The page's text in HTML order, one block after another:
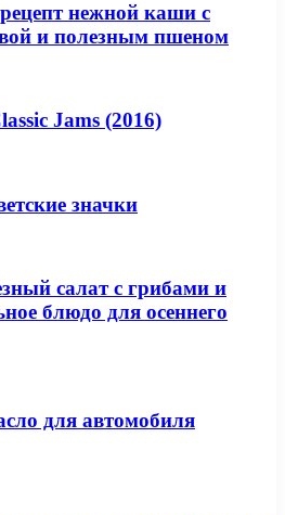
нежной каши с
и полезным пшеном
Jams (2016)
значки
салат с грибами и
блюдо для осеннего
для автомобиля